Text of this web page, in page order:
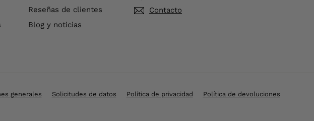
Reseñas de clientes
Blog y noticias
Contacto
generales Solicitudes de datos Política de privacidad
Política de devoluciones